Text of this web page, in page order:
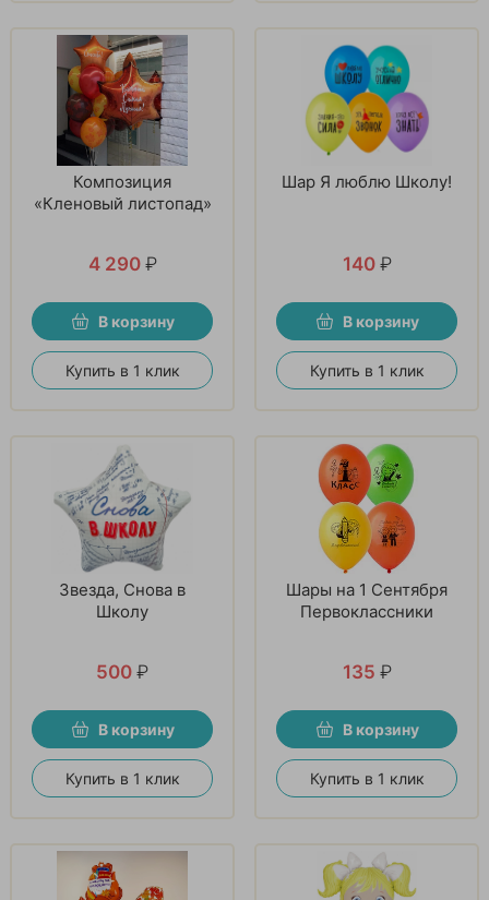
Композиция
«Кленовый листопад»
4 290 ₽
В корзину
Купить в 1 клик
Шар Я люблю Школу!
140 ₽
В корзину
Купить в 1 клик
Звезда, Снова в
Школу
500 ₽
В корзину
Купить в 1 клик
Шары на 1 Сентября
Первоклассники
135 ₽
В корзину
Купить в 1 клик